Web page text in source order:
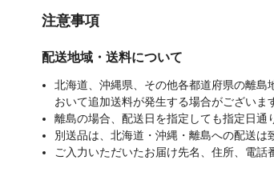
注意事項
配送地域・送料について
北海道、沖縄県、その他各都道府県の離
おいて追加送料が発生する場合がございま
離島の場合、配送日を指定しても指定日通
別送品は、北海道・沖縄・離島への配送は
ご入力いただいたお届け先名、住所、電話